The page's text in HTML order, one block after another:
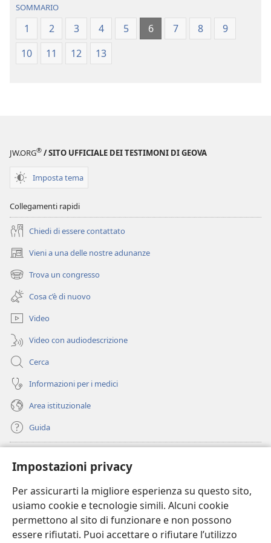
Impostazioni privacy
Per assicurarti la migliore esperienza su questo sito,
usiamo cookie e tecnologie simili. Alcuni cookie
permettono al sito di funzionare e non possono
essere rifiutati. Puoi accettare o rifiutare l’utilizzo
Sacre
Scritture
delle
Sacre
SOMMARIO
1 2 3 4 5 6 7 8
9
10
11 12 13
JW.ORG® / SITO UFFICIALE DEI TESTIMONI DI GEOVA
Imposta tema
Collegamenti rapidi
Chiedi di essere contattato
Vieni a una delle nostre adunanze
(apre
una
nuova
finestra)
Trova un congresso
(apre
una
nuova
finestra)
Cosa c’è di nuovo
Video
Video con audiodescrizione
Cerca
Informazioni per i medici
Area istituzionale
Guida
(apre
una
nuova
finestra)
BIBLIOTECA ONLINE Watchtower
(apre
una
nuova
finestra)
JW Hub
(apre
una